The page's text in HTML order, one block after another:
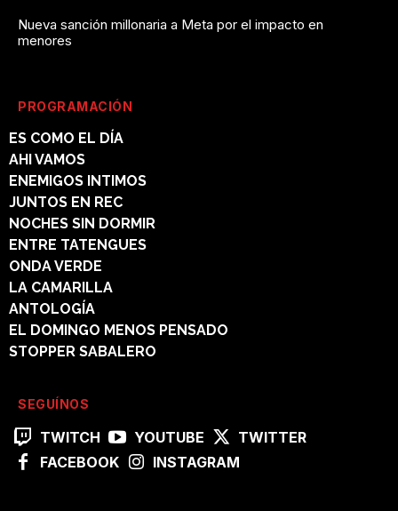
Nueva sanción millonaria a Meta por el impacto en
menores
PROGRAMACIÓN
ES COMO EL DÍA
AHI VAMOS
ENEMIGOS INTIMOS
JUNTOS EN REC
NOCHES SIN DORMIR
ENTRE TATENGUES
ONDA VERDE
LA CAMARILLA
ANTOLOGÍA
EL DOMINGO MENOS PENSADO
STOPPER SABALERO
SEGUÍNOS
TWITCH YOUTUBE
TWITTER
FACEBOOK
INSTAGRAM